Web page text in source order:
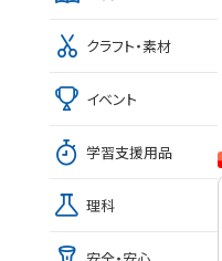
クラフト・素材
イベント
学習支援用品
理科